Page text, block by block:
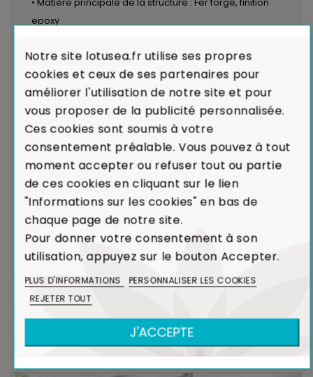
epoxy
pin massif certifié PEFC ou mélaminé sur panneau de
particules, finition vernis
LIVRAISON par transporteurs spécialisés :Voir les
modalités de livraison
Garantie de Qualité : Satisfait ou Remboursé
Garantie de Conformité :En cas de défaut majeur
sur un produit reçu ou de non-conformité par rapport
à votre commande, nous remplaçons aussitôt votre
meuble.Voir Charte de Qualité
DANS LA MÊME COLLECTION
Notre site lotusea.fr utilise ses propres
cookies et ceux de ses partenaires pour
améliorer l'utilisation de notre site et pour
vous proposer de la publicité personnalisée.
Ces cookies sont soumis à votre
consentement préalable. Vous pouvez à tout
moment accepter ou refuser tout ou partie
de ces cookies en cliquant sur le lien
"Informations sur les cookies" en bas de
chaque page de notre site.
Pour donner votre consentement à son
utilisation, appuyez sur le bouton Accepter.
PLUS D'INFORMATIONS
PERSONNALISER LES COOKIES
REJETER TOUT
J'ACCEPTE